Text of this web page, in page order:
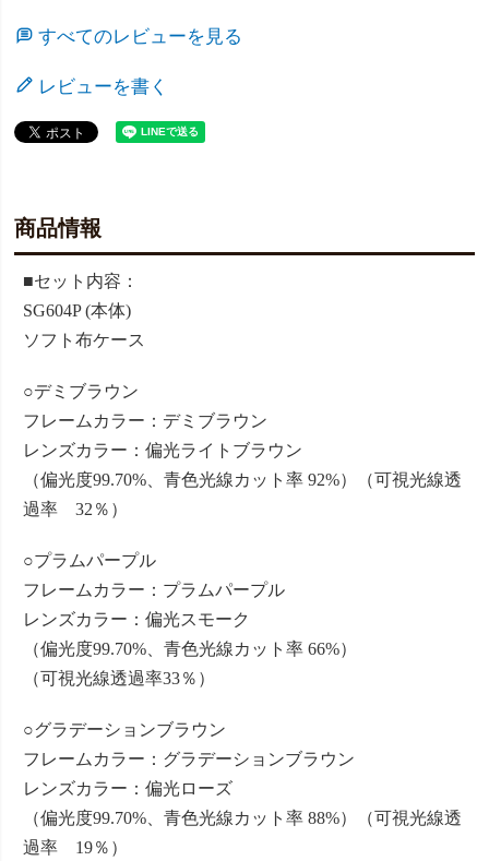
すべてのレビューを見る
レビューを書く
商品情報
■セット内容：
SG604P (本体)
ソフト布ケース
○デミブラウン
フレームカラー：デミブラウン
レンズカラー：偏光ライトブラウン
（偏光度99.70%、青色光線カット率 92%）（可視光線透
過率 32％）
○プラムパープル
フレームカラー：プラムパープル
レンズカラー：偏光スモーク
（偏光度99.70%、青色光線カット率 66%）
（可視光線透過率33％）
○グラデーションブラウン
フレームカラー：グラデーションブラウン
レンズカラー：偏光ローズ
（偏光度99.70%、青色光線カット率 88%）（可視光線透
過率 19％）